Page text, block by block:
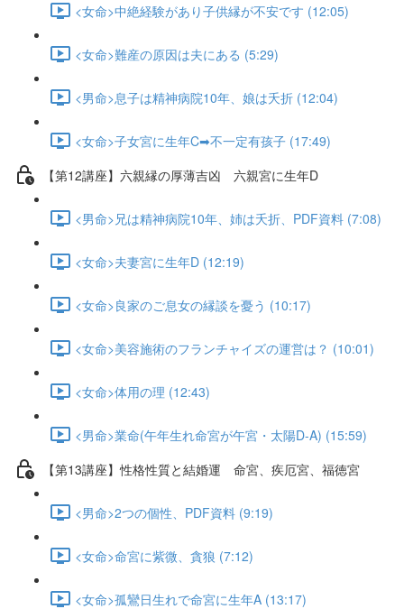
<女命>中絶経験があり子供縁が不安です (12:05)
<女命>難産の原因は夫にある (5:29)
<男命>息子は精神病院10年、娘は夭折 (12:04)
<女命>子女宮に生年C➡不一定有孩子 (17:49)
【第12講座】六親縁の厚薄吉凶 六親宮に生年D
<男命>兄は精神病院10年、姉は夭折、PDF資料 (7:08)
<女命>夫妻宮に生年D (12:19)
<女命>良家のご息女の縁談を憂う (10:17)
<女命>美容施術のフランチャイズの運営は？ (10:01)
<女命>体用の理 (12:43)
<男命>業命(午年生れ命宮が午宮・太陽D-A) (15:59)
【第13講座】性格性質と結婚運 命宮、疾厄宮、福徳宮
<男命>2つの個性、PDF資料 (9:19)
<女命>命宮に紫微、貪狼 (7:12)
<女命>孤鸞日生れで命宮に生年A (13:17)